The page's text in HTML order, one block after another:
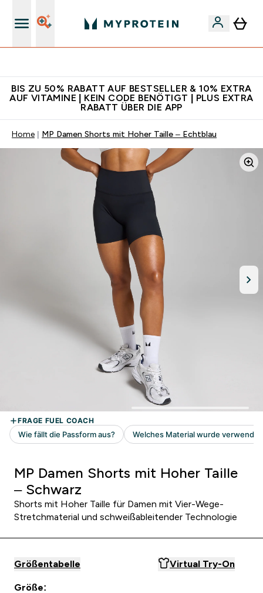
BIS ZU 50% RABATT AUF BESTSELLER & 10% EXTRA
AUF VITAMINE | KEIN CODE BENÖTIGT | PLUS EXTRA
RABATT ÜBER DIE APP
Home MP Damen Shorts mit Hoher Taille – Echtblau
MP Damen Shorts mit Hoher Taille
– Schwarz
Shorts mit Hoher Taille für Damen mit Vier-Wege-
Stretchmaterial und schweißableitender Technologie
Größentabelle Virtual Try-On
Größe: